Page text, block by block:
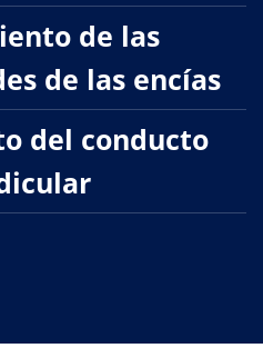
de las
de las encías
del conducto